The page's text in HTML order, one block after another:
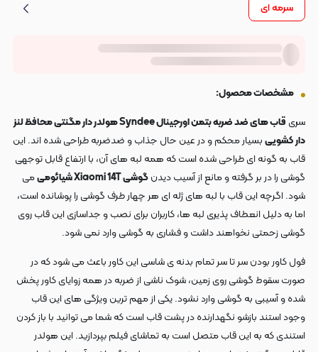
سرمه ای
مشخصات محصول:
سری
قاب های ضد ضربه بتمن اورجینال Syndee هولدر دار مگنتی محافظ لنز
دار کشوییبسیار محکم و در عین حال جذاب و ضدضربه طراحی شده اند. این
قاب به گونه ای طراحی شده است که همه لبه های آن، با ارتفاع قابل توجهی
گوشی را در بر گرفته و مانع از آسیب دیدنگوشی Xiaomi 14T شیائومی
می
شود. اگرچه این قاب با لبه های ژله ای هر چهار طرف گوشی را پوشانده است،
اما به دلیل انعطاف پذیری لبه ها، کاربران برای نصب و جداسازی این قاب روی
گوشی زحمتی نخواهند داشت و فشاری به گوشی وارد نمی شود.
فول کاور بودن سر تا سر تمام بدنه ی شاسی این کاور باعث می شود که در
صورت سقوط گوشی روی زمین، شوک ناشی از ضربه در همه زوایای کاور پخش
شده و آسیبی به گوشی وارد نشود. یکی از مهم ترین ویژگی های این قاب
وجود استند بازشو نگهدارنده در پشت قاب است که شما می توانید با باز کردن
استندی که به این قاب متصل است به تماشای فیلم بپردازید. این هولدر